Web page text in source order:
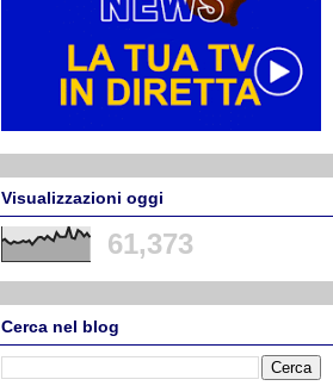
Visualizzazioni oggi
61,373
Cerca nel blog